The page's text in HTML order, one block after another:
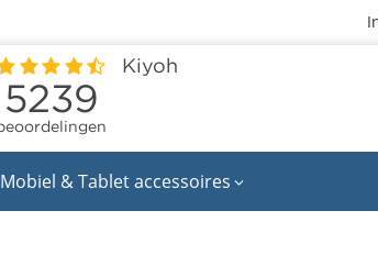
Mobiel & Tablet accessoires